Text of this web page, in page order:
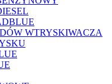
WTRYSKIWACZA